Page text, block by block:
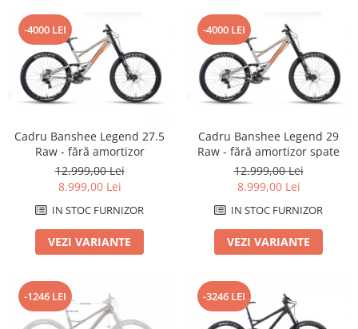
Tije fixe
Tubeless și soluții anti-pană
Amortizoare spate
Arcuri
Groupset
-4000 LEI
Cadru Banshee Legend 27.5
Raw - fără amortizor
12.999,00 Lei
8.999,00 Lei
IN STOC FURNIZOR
VEZI VARIANTE
-4000 LEI
Cadru Banshee Legend 29
Raw - fără amortizor spate
12.999,00 Lei
8.999,00 Lei
IN STOC FURNIZOR
VEZI VARIANTE
-1246 LEI -3246 LEI